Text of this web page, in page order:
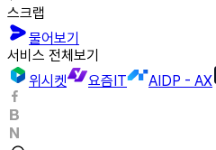
스크랩
물어보기
서비스 전체보기
위시켓
요즘IT AIDP - AX